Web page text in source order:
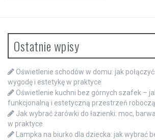
Ostatnie wpisy
Oświetlenie schodów w domu: jak
wygodę i estetykę w praktyce
Oświetlenie kuchni bez górnych szafek –
funkcjonalną i estetyczną przestrzeń roboczą
Jak wybrać żarówki do łazienki: moc,
w praktyce
Lampka na biurko dla dziecka: jak wybrać